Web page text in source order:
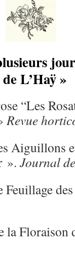
L’Haÿ »
“Les
Revue
Aiguillons
». Journal
Feuillage
la